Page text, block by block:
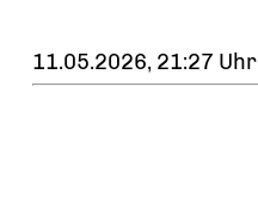
11.05.2026, 21:27 Uhr